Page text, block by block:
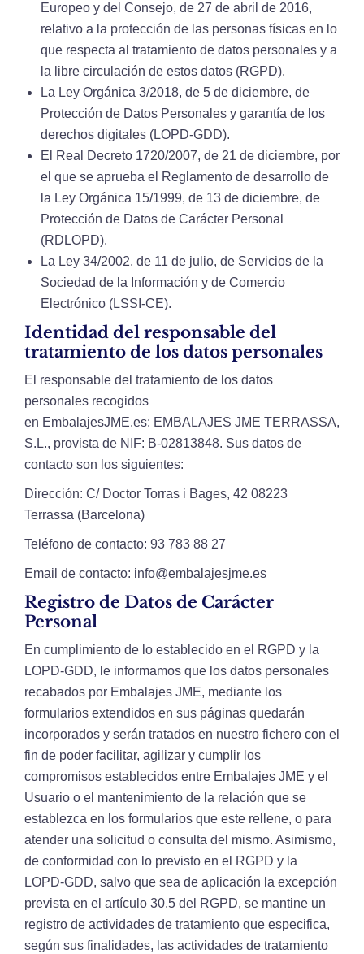
Europeo y del Consejo, de 27 de abril de 2016,
relativo a la protección de las personas físicas en lo
que respecta al tratamiento de datos personales y a
la libre circulación de estos datos (RGPD).
La Ley Orgánica 3/2018, de 5 de diciembre, de
Protección de Datos Personales y garantía de los
derechos digitales (LOPD-GDD).
El Real Decreto 1720/2007, de 21 de diciembre, por
el que se aprueba el Reglamento de desarrollo de
la Ley Orgánica 15/1999, de 13 de diciembre, de
Protección de Datos de Carácter Personal
(RDLOPD).
La Ley 34/2002, de 11 de julio, de Servicios de la
Sociedad de la Información y de Comercio
Electrónico (LSSI-CE).
Identidad del responsable del
tratamiento de los datos personales
El responsable del tratamiento de los datos
personales recogidos
en EmbalajesJME.es: EMBALAJES JME TERRASSA,
S.L., provista de NIF: B-02813848. Sus datos de
contacto son los siguientes:
Dirección: C/ Doctor Torras i Bages, 42 08223
Terrassa (Barcelona)
Teléfono de contacto: 93 783 88 27
Email de contacto: info@embalajesjme.es
Registro de Datos de Carácter
Personal
En cumplimiento de lo establecido en el RGPD y la
LOPD-GDD, le informamos que los datos personales
recabados por Embalajes JME, mediante los
formularios extendidos en sus páginas quedarán
incorporados y serán tratados en nuestro fichero con el
fin de poder facilitar, agilizar y cumplir los
compromisos establecidos entre Embalajes JME y el
Usuario o el mantenimiento de la relación que se
establezca en los formularios que este rellene, o para
atender una solicitud o consulta del mismo. Asimismo,
de conformidad con lo previsto en el RGPD y la
LOPD-GDD, salvo que sea de aplicación la excepción
prevista en el artículo 30.5 del RGPD, se mantine un
registro de actividades de tratamiento que especifica,
según sus finalidades, las actividades de tratamiento